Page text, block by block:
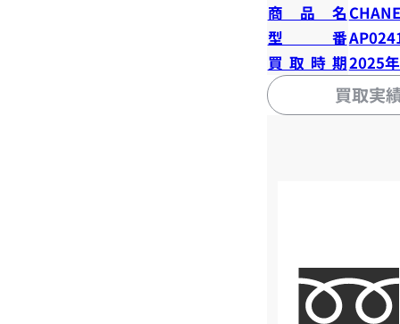
商品名
型番
買取時期2025
買取実